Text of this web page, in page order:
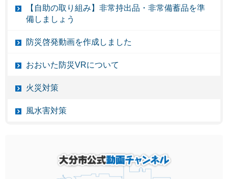
【自助の取り組み】非常持出品・非常備蓄品を準
備しましょう
防災啓発動画を作成しました
おおいた防災VRについて
火災対策
風水害対策